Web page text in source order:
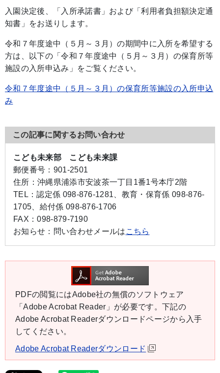
入園決定後、「入所承諾書」および「利用者負担額決定通
知書」をお送りします。
令和７年度途中（５月～３月）の期間中に入所を希望する
方は、以下の「令和７年度途中（５月～３月）の保育所等
施設の入所申込み」をご覧ください。
令和７年度途中（５月～３月）の保育所等施設の入所申込
み
この記事に関するお問い合わせ
こども未来部 こども未来課
郵便番号： 901-2501
住所： 沖縄県浦添市安波茶一丁目1番1号本庁2階
TEL：認定係 098-876-1281、教育・保育係 098-876-
1705、給付係 098-876-1706
FAX：098-879-7190
お知らせ： 問い合わせメールは こちら
PDFの閲覧にはAdobe社の無償のソフトウェア
「Adobe Acrobat Reader」が必要です。下記の
Adobe Acrobat Readerダウンロードページから入手
してください。
Adobe Acrobat Readerダウンロード